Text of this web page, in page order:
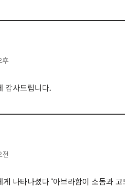
후
감사드립니다.
나타나셨다 ‘아브라함이 소돔과